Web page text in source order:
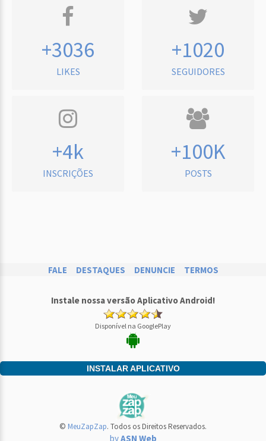
+3036
LIKES
+1020
SEGUIDORES
+4k
INSCRIÇÕES
+100K
POSTS
FALE DESTAQUES DENUNCIE TERMOS
Instale nossa versão Aplicativo Android!
Disponível na GooglePlay
INSTALAR APLICATIVO
© MeuZapZap. Todos os Direitos Reservados.
byASN Web